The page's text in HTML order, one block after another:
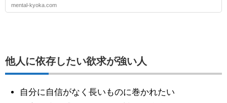
mental-kyoka.com
他人に依存したい欲求が強い人
自分に自信がなく長いものに巻かれたい